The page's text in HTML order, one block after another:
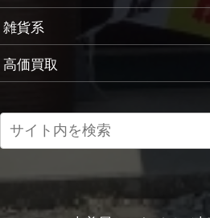
雑貨系
高価買取